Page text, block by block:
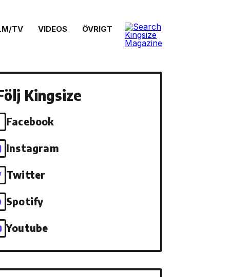
TV VIDEOS ÖVRIGT
Kingsize
Facebook
Instagram
Twitter
Spotify
Youtube